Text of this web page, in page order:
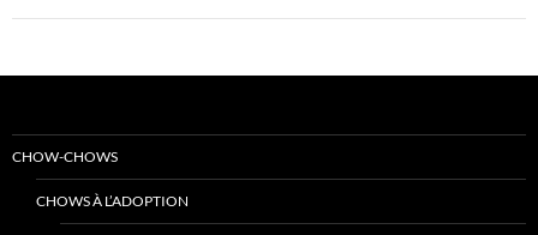
CHOW-CHOWS
CHOWS À L’ADOPTION